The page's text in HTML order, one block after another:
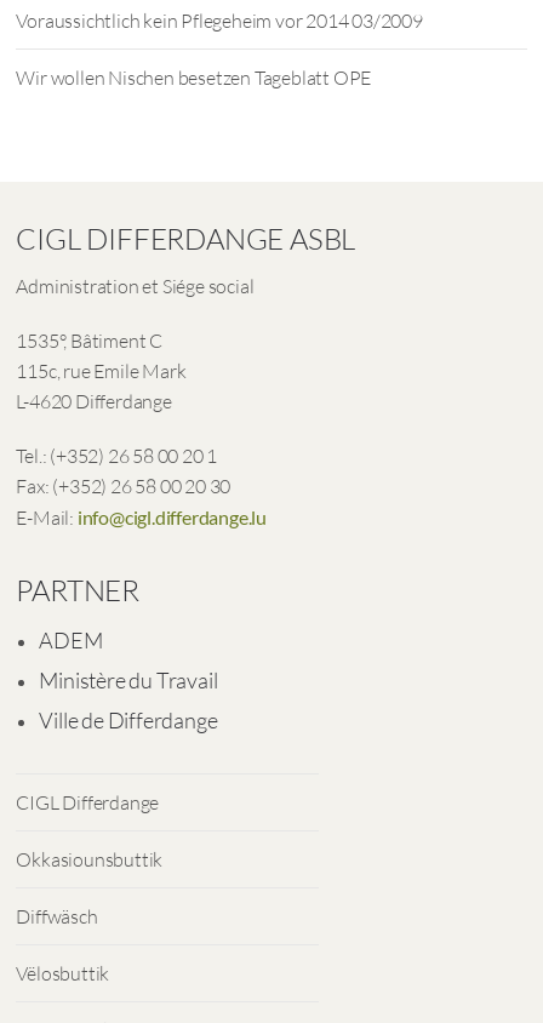
Voraussichtlich kein Pflegeheim vor 2014 03/2009
Wir wollen Nischen besetzen Tageblatt OPE
CIGL DIFFERDANGE ASBL
Administration et Siége social
1535°, Bâtiment C
115c, rue Emile Mark
L-4620 Differdange
Tel.: (+352) 26 58 00 20 1
Fax: (+352) 26 58 00 20 30
E-Mail: info@cigl.differdange.lu
PARTNER
ADEM
Ministère du Travail
Ville de Differdange
CIGL Differdange
Okkasiounsbuttik
Diffwäsch
Vëlosbuttik